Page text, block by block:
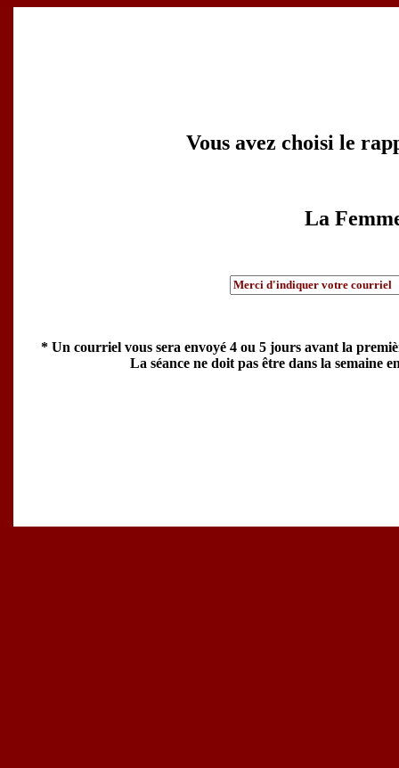
Vous avez choisi le
La
* Un courriel vous sera envoyé 4 ou 5 jours avant la
La séance ne doit pas être dans la semaine